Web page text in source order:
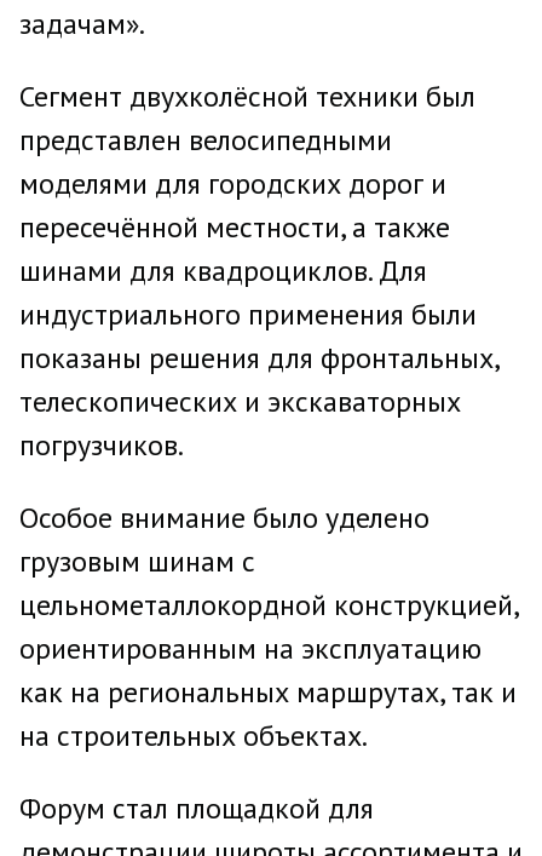
задачам».
Сегмент двухколёсной техники был
представлен велосипедными
моделями для городских дорог и
пересечённой местности, а также
шинами для квадроциклов. Для
индустриального применения были
показаны решения для фронтальных,
телескопических и экскаваторных
погрузчиков.
Особое внимание было уделено
грузовым шинам с
цельнометаллокордной конструкцией,
ориентированным на эксплуатацию
как на региональных маршрутах, так и
на строительных объектах.
Форум стал площадкой для